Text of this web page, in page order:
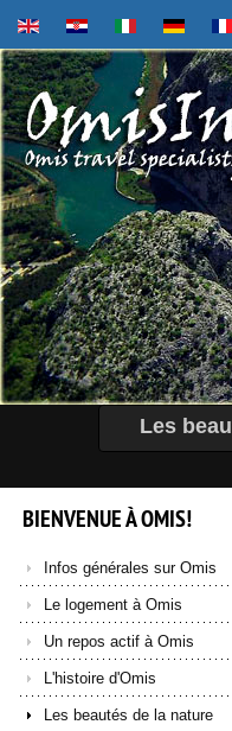
Les
BIENVENUEÀOMIS!
Infos générales sur Omis
Le logement à Omis
Un repos actif à Omis
L'histoire d'Omis
Les beautés de la nature